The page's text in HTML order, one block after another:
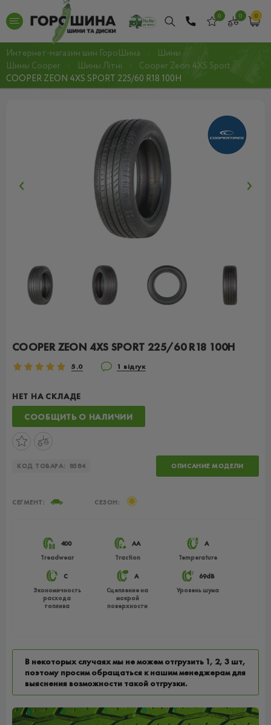
0 0 0
Интернет-магазин шин ГороШина
Шины
Шины Cooper
Шины Літні
Cooper Zeon 4XS Sport
COOPER ZEON 4XS SPORT 225/60 R18 100H
COOPER ZEON 4XS SPORT 225/60 R18 100H
5.0 1 відгук
НЕТ НА СКЛАДЕ
СООБЩИТЬ О НАЛИЧИИ
КОД ТОВАРА: 8584 ОПИСАНИЕ МОДЕЛИ
400
Treadwear
АА
Traction
A
Temperature
C
Экономичность
расхода
топлива
A
Сцепление на
мокрой
поверхности
69dB
Уровень шума
СЕГМЕНТ: СЕЗОН:
В некоторых случаях мы не можем отгрузить 1, 2, 3 шт,
поэтому просим обращаться к нашим менеджерам для
выяснения возможности такой отгрузки.